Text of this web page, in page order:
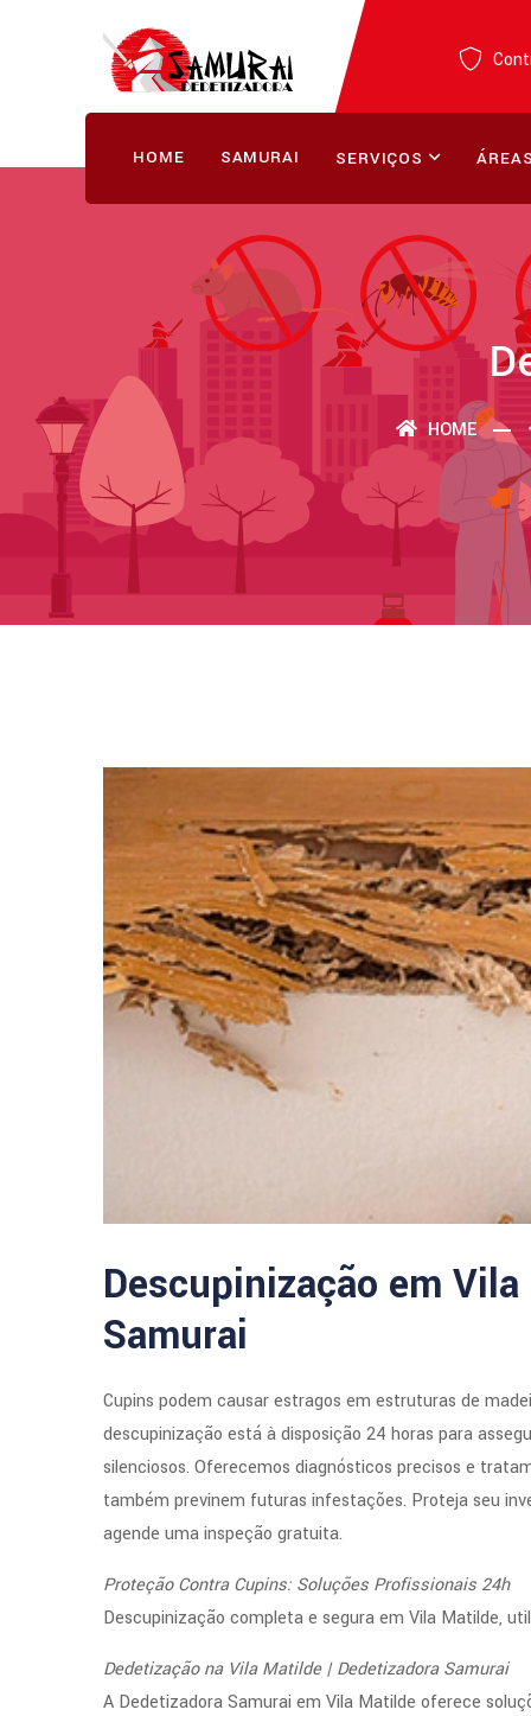
HOME SAMURAI SERVIÇOS
HOME
Descupinização em
Samurai
Cupins podem causar estragos em estruturas de
descupinização está à disposição 24 horas para
silenciosos. Oferecemos diagnósticos precisos e
também previnem futuras infestações. Proteja seu
agende uma inspeção gratuita.
Proteção Contra Cupins: Soluções Profissionais 24h
Descupinização completa e segura em Vila Matilde,
Dedetização na Vila Matilde | Dedetizadora Samurai
A Dedetizadora Samurai em Vila Matilde oferece